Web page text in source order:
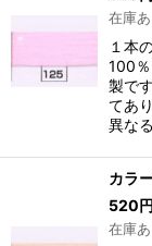
在庫あ
１本
100
製で
てあ
異な
カラ
520円
在庫あ